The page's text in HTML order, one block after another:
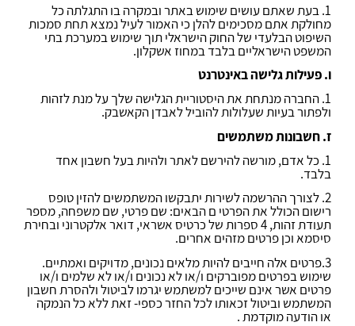
1. בעת שאתם עושים שימוש באתר ובמקרה בו התגלתה כל
מחולקת אתם מסכימים להלן כי האמור לעיל נמצא תחת סמכות
השיפוט הבלעדי של החוק הישראלי תוך שימוש במערכת בתי
המשפט הישראליים בלבד במחוז אשקלון.
ו. פעילות גלישה באינטרנט
1. החברה מנתחת את היסטוריית הגלישה שלך על מנת לזהות
ולפתור בעיות שעלולות להוביל לאבדן הקאשבק.
ז. חשבונות משתמשים
1. כל אדם, מורשה להירשם לאתר ולהיות בעל חשבון אחד
בלבד.
2. לצורך ההרשמה לשירות יתבקשו המשתמשים להזין טופס
רישום הכולל את הפרטי ם הבאים: שם פרטי, שם משפחה, מספר
תעודת זהות, 4 ספרות של כרטיס אשראי, דואר אלקטרוני ובחירת
סיסמא וכן פרטים מזהים אחרים.
3.פרטים אלה חייבים להיות מלאים נכונים, מדויקים ואמתיים.
שימוש בפרטים מפוברקים ו/או לא נכונים ו/או לא שלמים ו/או
פרטים אשר אינם שייכים למשתמש יגרמו לביטול ולהסרת חשבון
המשתמש וביטול זכאותו לכל החזר כספי- זאת ללא כל הנמקה
או הודעה מוקדמת .